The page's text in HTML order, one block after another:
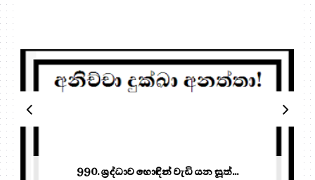
990. ශ්‍රද්ධාව හොඳින් වැඩි යන සූත්‍...